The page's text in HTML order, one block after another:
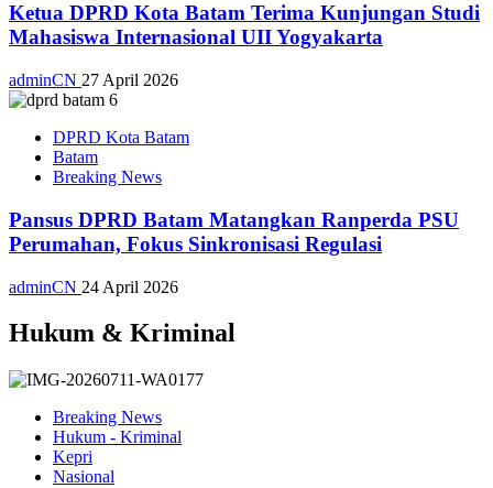
Ketua DPRD Kota Batam Terima Kunjungan Studi
Mahasiswa Internasional UII Yogyakarta
adminCN 27 April 2026
DPRD Kota Batam
Batam
Breaking News
Pansus DPRD Batam Matangkan Ranperda PSU
Perumahan, Fokus Sinkronisasi Regulasi
adminCN 24 April 2026
Hukum & Kriminal
Breaking News
Hukum - Kriminal
Kepri
Nasional